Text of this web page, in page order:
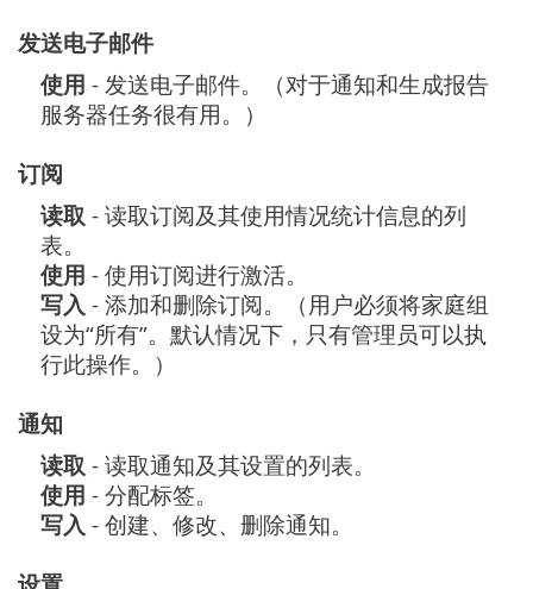
发送电子邮件
使用 - 发送电子邮件。（对于通知和生成报告
服务器任务很有用。）
订阅
读取 - 读取订阅及其使用情况统计信息的列
表。
使用 - 使用订阅进行激活。
写入 - 添加和删除订阅。（用户必须将家庭组
设为“所有”。默认情况下，只有管理员可以执
行此操作。）
通知
读取 - 读取通知及其设置的列表。
使用 - 分配标签。
写入 - 创建、修改、删除通知。